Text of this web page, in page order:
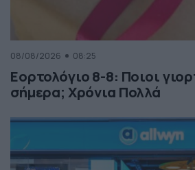
08/08/2026 08:25
Εορτολόγιο 8-8: Ποιοι
σήμερα; Χρόνια Πολλά